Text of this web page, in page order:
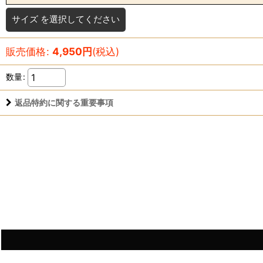
サイズ を選択してください
販売価格: 4,950円(税込)
数量:
返品特約に関する重要事項